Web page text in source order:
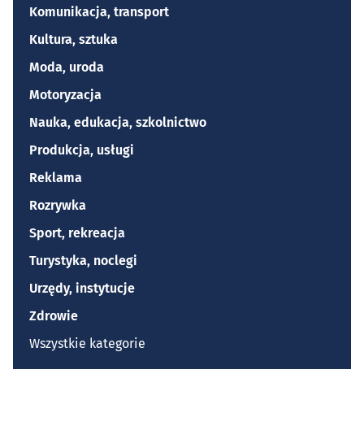
Komunikacja, transport
Kultura, sztuka
Moda, uroda
Motoryzacja
Nauka, edukacja, szkolnictwo
Produkcja, usługi
Reklama
Rozrywka
Sport, rekreacja
Turystyka, noclegi
Urzędy, instytucje
Zdrowie
Wszystkie kategorie